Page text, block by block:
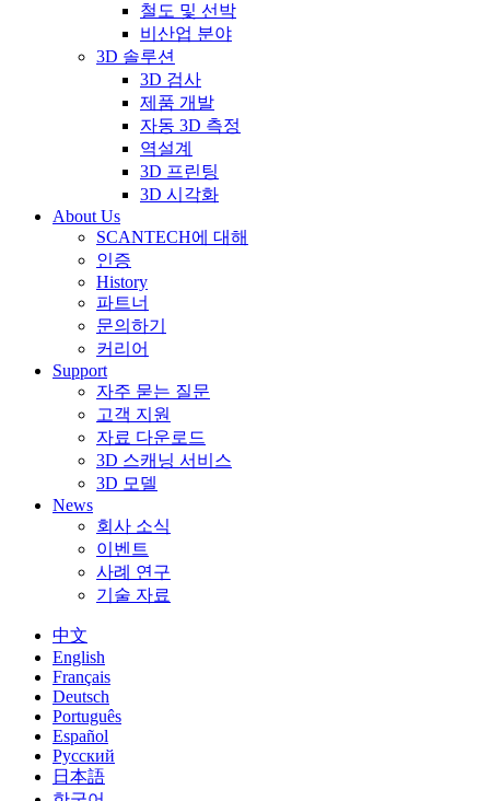
철도 및 선박
비산업 분야
3D 솔루션
3D 검사
제품 개발
자동 3D 측정
역설계
3D 프린팅
3D 시각화
About Us
SCANTECH에 대해
인증
History
파트너
문의하기
커리어
Support
자주 묻는 질문
고객 지원
자료 다운로드
3D 스캐닝 서비스
3D 모델
News
회사 소식
이벤트
사례 연구
기술 자료
中文
English
Français
Deutsch
Português
Español
Русский
日本語